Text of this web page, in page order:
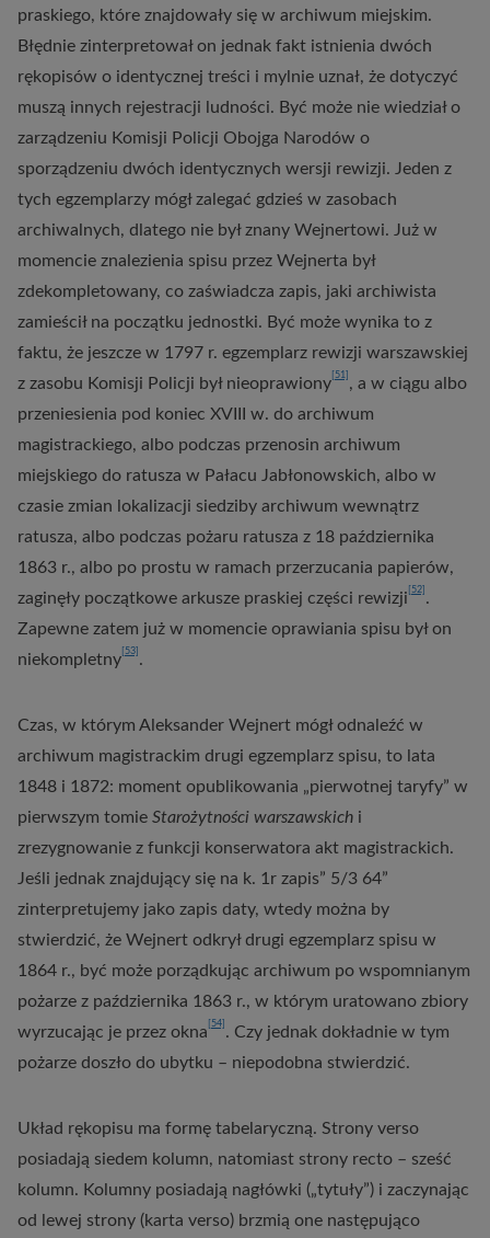
praskiego, które znajdowały się w archiwum miejskim.
Błędnie zinterpretował on jednak fakt istnienia dwóch
rękopisów o identycznej treści i mylnie uznał, że dotyczyć
muszą innych rejestracji ludności. Być może nie wiedział o
zarządzeniu Komisji Policji Obojga Narodów o
sporządzeniu dwóch identycznych wersji rewizji. Jeden z
tych egzemplarzy mógł zalegać gdzieś w zasobach
archiwalnych, dlatego nie był znany Wejnertowi. Już w
momencie znalezienia spisu przez Wejnerta był
zdekompletowany, co zaświadcza zapis, jaki archiwista
zamieścił na początku jednostki. Być może wynika to z
faktu, że jeszcze w 1797 r. egzemplarz rewizji warszawskiej
z zasobu Komisji Policji był nieoprawiony[51] , a w ciągu albo
przeniesienia pod koniec XVIII w. do archiwum
magistrackiego, albo podczas przenosin archiwum
miejskiego do ratusza w Pałacu Jabłonowskich, albo w
czasie zmian lokalizacji siedziby archiwum wewnątrz
ratusza, albo podczas pożaru ratusza z 18 października
1863 r., albo po prostu w ramach przerzucania papierów,
zaginęły początkowe arkusze praskiej części rewizji [52] .
Zapewne zatem już w momencie oprawiania spisu był on
niekompletny[53] .
Czas, w którym Aleksander Wejnert mógł odnaleźć w
archiwum magistrackim drugi egzemplarz spisu, to lata
1848 i 1872: moment opublikowania „pierwotnej taryfy” w
pierwszym tomie Starożytności warszawskich i
zrezygnowanie z funkcji konserwatora akt magistrackich.
Jeśli jednak znajdujący się na k. 1r zapis” 5/3 64”
zinterpretujemy jako zapis daty, wtedy można by
stwierdzić, że Wejnert odkrył drugi egzemplarz spisu w
1864 r., być może porządkując archiwum po wspomnianym
pożarze z października 1863 r., w którym uratowano zbiory
wyrzucając je przez okna [54] . Czy jednak dokładnie w tym
pożarze doszło do ubytku – niepodobna stwierdzić.
Układ rękopisu ma formę tabelaryczną. Strony verso
posiadają siedem kolumn, natomiast strony recto – sześć
kolumn. Kolumny posiadają nagłówki („tytuły”) i zaczynając
od lewej strony (karta verso) brzmią one następująco